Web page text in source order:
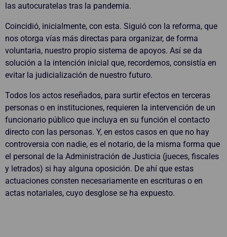
las autocuratelas tras la pandemia.
Coincidió, inicialmente, con esta. Siguió con la reforma, que
nos otorga vías más directas para organizar, de forma
voluntaria, nuestro propio sistema de apoyos. Así se da
solución a la intención inicial que, recordemos, consistía en
evitar la judicialización de nuestro futuro.
Todos los actos reseñados, para surtir efectos en terceras
personas o en instituciones, requieren la intervención de un
funcionario público que incluya en su función el contacto
directo con las personas. Y, en estos casos en que no hay
controversia con nadie, es el notario, de la misma forma que
el personal de la Administración de Justicia (jueces, fiscales
y letrados) si hay alguna oposición. De ahí que estas
actuaciones consten necesariamente en escrituras o en
actas notariales, cuyo desglose se ha expuesto.